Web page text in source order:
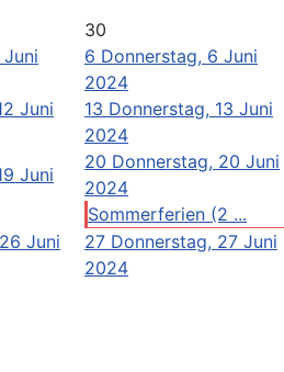
30
6 Donnerstag, 6 Juni
2024
Juni
13 Donnerstag, 13 Juni
2024
Juni
20 Donnerstag, 20 Juni
2024
Sommerferien (2 ...
Juni
27 Donnerstag, 27 Juni
2024